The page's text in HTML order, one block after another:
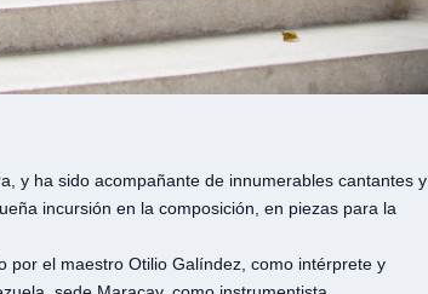
y ha sido acompañante de innumerables cantantes y
incursión en la composición, en piezas para la
por el maestro Otilio Galíndez, como intérprete y